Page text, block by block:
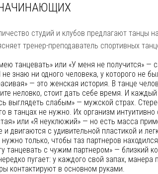
студий и клубов предлагают танцы
тренер-преподаватель спортивных
танцевать» или «У меня не получится»
не знаю ни одного человека, у которого не
— это женская история. В танце
неловко, стоит дать себе время. И
выглядеть слабым» — мужской страх.
в танцах не нужно. Их организм
или «Я неуклюжий» — но есть масса
и двигаются с удивительной пластикой и
нужно только, чтобы таз партнеров
танцевать с чужим партнером» — близкий
пугает: у каждого свой запах,
контактируют в основном руками.